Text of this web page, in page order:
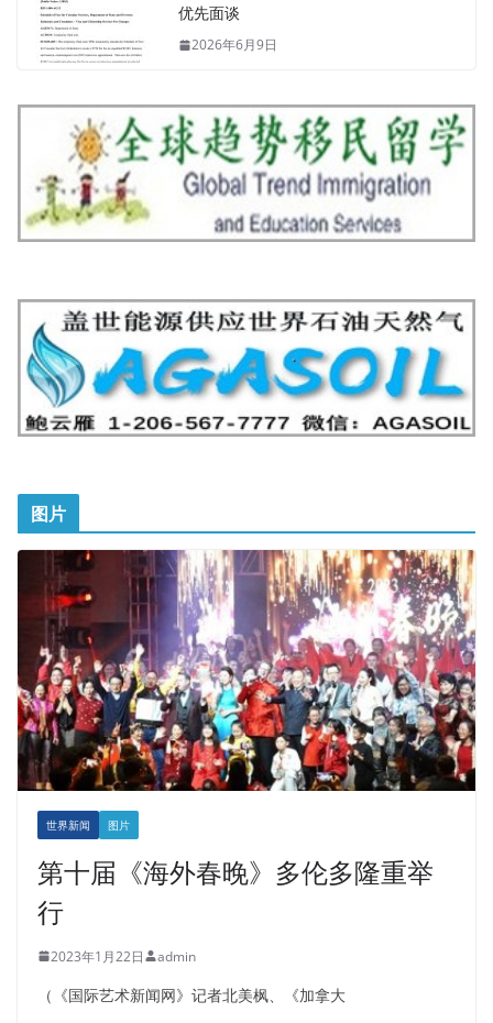
优先面谈
2026年6月9日
图片
世界新闻 图片
第十届《海外春晚》多伦多隆重举
行
2023年1月22日 admin
（《国际艺术新闻网》记者北美枫、《加拿大